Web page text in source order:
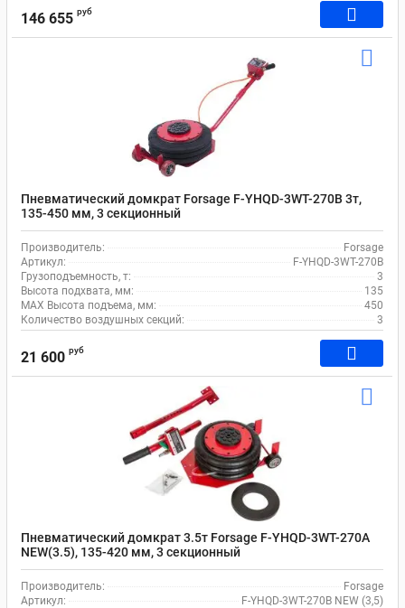
146 655 руб
Пневматический домкрат Forsage F-YHQD-3WT-270B 3т,
135-450 мм, 3 секционный
Производитель:
Forsage
Артикул:
F-YHQD-3WT-270B
Грузоподъемность, т:
3
Высота подхвата, мм:
135
MAX Высота подъема, мм:
450
Количество воздушных секций:
3
21 600 руб
Пневматический домкрат 3.5т Forsage F-YHQD-3WT-270A
NEW(3.5), 135-420 мм, 3 секционный
Производитель:
Forsage
Артикул:
F-YHQD-3WT-270B NEW (3,5)